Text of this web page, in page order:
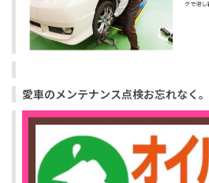
愛車のメンテナンス点検お忘れなく。